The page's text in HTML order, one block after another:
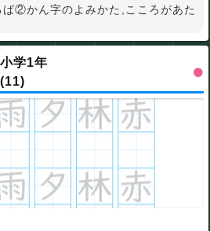
②かん字のよみかた,こころがあた
学1年